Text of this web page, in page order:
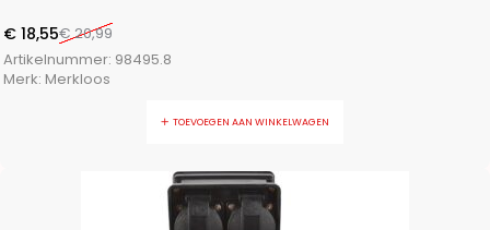
€20,99
€ 18,55
Artikelnummer: 98495.8
Merk: Merkloos
TOEVOEGEN AAN WINKELWAGEN